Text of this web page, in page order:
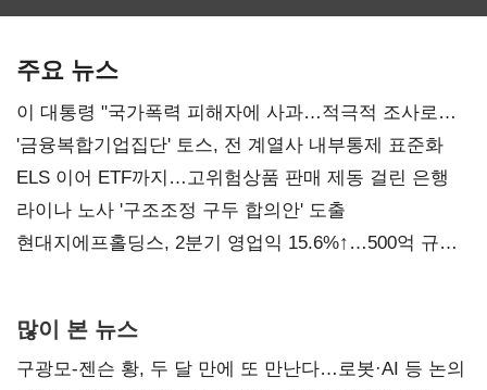
주요 뉴스
이 대통령 "국가폭력 피해자에 사과…적극적 조사로
진실 밝혀야"
'금융복합기업집단' 토스, 전 계열사 내부통제 표준화
ELS 이어 ETF까지…고위험상품 판매 제동 걸린 은행
라이나 노사 '구조조정 구두 합의안' 도출
현대지에프홀딩스, 2분기 영업익 15.6%↑…500억 규모
많이 본 뉴스
구광모-젠슨 황, 두 달 만에 또 만난다…로봇·AI 등 논의